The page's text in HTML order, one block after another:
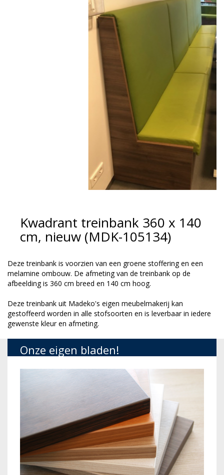
Kwadrant treinbank 360 x 140
cm, nieuw (MDK-105134)
Deze treinbank is voorzien van een groene stoffering en een
melamine ombouw. De afmeting van de treinbank op de
afbeelding is 360 cm breed en 140 cm hoog.
Deze treinbank uit Madeko's eigen meubelmakerij kan
gestoffeerd worden in alle stofsoorten en is leverbaar in iedere
gewenste kleur en afmeting.
Onze eigen bladen!